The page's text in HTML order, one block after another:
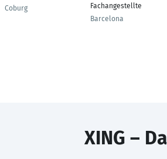
Coburg
Fachangestellte
Barcelona
XING –